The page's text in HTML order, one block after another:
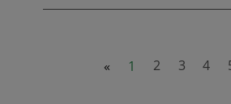
« 1 2 3 4